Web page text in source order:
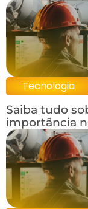
Tecnologia
Saiba tudo
importância